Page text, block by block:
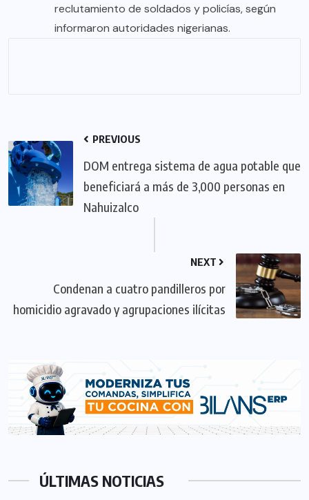
reclutamiento de soldados y policías, según
informaron autoridades nigerianas.
PREVIOUS
DOM entrega sistema de agua potable que
beneficiará a más de 3,000 personas en
Nahuizalco
NEXT
Condenan a cuatro pandilleros por
homicidio agravado y agrupaciones ilícitas
ÚLTIMAS NOTICIAS